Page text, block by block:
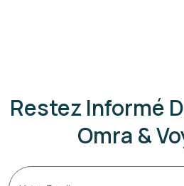
Restez Informé
Omra &